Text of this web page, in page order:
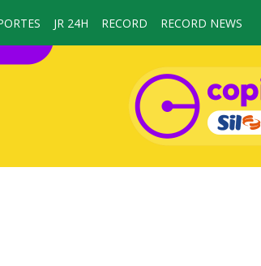
JR 24H RECORD RECORD NEWS